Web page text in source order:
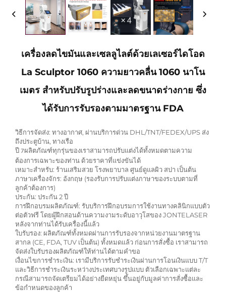
เครื่องลดไขมันและเซลลูไลต์ด้วยเลเซอร์ไดโอด
La Sculptor 1060 ความยาวคลื่น 1060 นาโน
เมตร สำหรับปรับรูปร่างและลดขนาดร่างกาย ซึ่ง
ได้รับการรับรองตามมาตรฐาน FDA
วิธีการจัดส่ง: ทางอากาศ, ผ่านบริการด่วน DHL/TNT/FEDEX/UPS ส่ง
ถึงประตูบ้าน, ทางเรือ
ปี 7ผลิตภัณฑ์ทุกรุ่นของเราสามารถปรับแต่งได้ทั้งหมดตามความ
ต้องการเฉพาะของท่าน ด้วยราคาที่แข่งขันได้
เหมาะสำหรับ: ร้านเสริมสวย โรงพยาบาล ศูนย์ดูแลผิว สปา เป็นต้น
ภาษาเครื่องจักร: อังกฤษ (รองรับการปรับแต่งภาษาของระบบตามที่
ลูกค้าต้องการ)
ประกัน: ประกัน 2 ปี
การฝึกอบรมผลิตภัณฑ์: รับบริการฝึกอบรมการใช้งานทางคลินิกแบบตัว
ต่อตัวฟรี โดยผู้ฝึกสอนด้านความงามระดับอาวุโสของ JONTELASER
หลังจากท่านได้รับเครื่องนี้แล้ว
ใบรับรอง: ผลิตภัณฑ์ทั้งหมดผ่านการรับรองจากหน่วยงานมาตรฐาน
สากล (CE, FDA, TUV เป็นต้น) ทั้งหมดแล้ว ก่อนการสั่งซื้อ เราสามารถ
จัดส่งใบรับรองผลิตภัณฑ์ให้ท่านได้ตามคำขอ
เงื่อนไขการชำระเงิน: เรามีบริการรับชำระเงินผ่านการโอนเงินแบบ T/T
และวิธีการชำระเงินระหว่างประเทศบางรูปแบบ ตัวเลือกเฉพาะแต่ละ
กรณีสามารถจัดเตรียมได้อย่างยืดหยุ่น ขึ้นอยู่กับมูลค่าการสั่งซื้อและ
ข้อกำหนดของลูกค้า